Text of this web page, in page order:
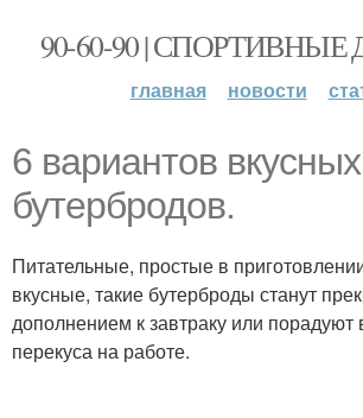
90-60-90 |
главная новости
6 вариантов вкусных
бутербродов.
Питательные, простые в
вкусные, такие бутерброды станут
дополнением к завтраку или порадуют
перекуса на работе.